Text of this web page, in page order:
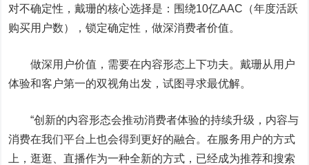
对不确定性，戴珊的核心选择是：围绕10亿AAC（年度活跃
购买用户数），锁定确定性，做深消费者价值。
做深用户价值，需要在内容形态上下功夫。戴珊从用户
体验和客户第一的双视角出发，试图寻求最优解。
“创新的内容形态会推动消费者体验的持续升级，内容与
消费在我们平台上也会得到更好的融合。在服务用户的方式
上，逛逛、直播作为一种全新的方式，已经成为推荐和搜索